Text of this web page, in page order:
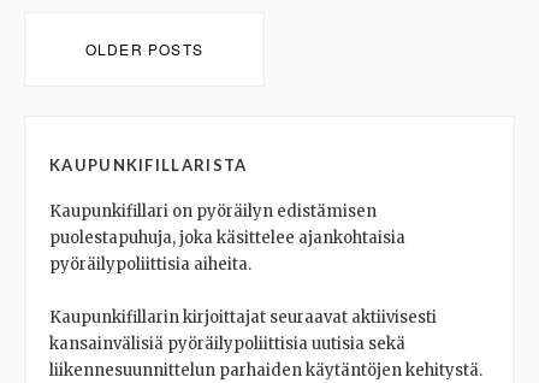
navigation
OLDER POSTS
KAUPUNKIFILLARISTA
Kaupunkifillari on pyöräilyn edistämisen
puolestapuhuja, joka käsittelee ajankohtaisia
pyöräilypoliittisia aiheita.
Kaupunkifillarin kirjoittajat seuraavat aktiivisesti
kansainvälisiä pyöräilypoliittisia uutisia sekä
liikennesuunnittelun parhaiden käytäntöjen kehitystä.